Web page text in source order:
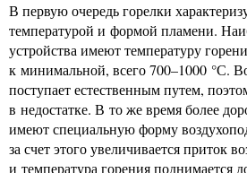
В первую очередь горелки
температурой и формой пламени.
устройства имеют температуру
к минимальной, всего 700–1000 °С.
поступает естественным путем,
в недостатке. В то же время более
имеют специальную форму
за счет этого увеличивается приток
и температура горения поднимается